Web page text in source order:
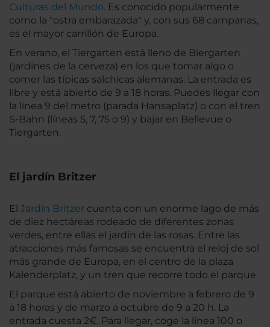
Culturas del Mundo. Es conocido popularmente
como la "ostra embarazada" y, con sus 68 campanas,
es el mayor carrillón de Europa.
En verano, el Tiergarten está lleno de Biergarten
(jardines de la cerveza) en los que tomar algo o
comer las típicas salchicas alemanas. La entrada es
libre y está abierto de 9 a 18 horas. Puedes llegar con
la línea 9 del metro (parada Hansaplatz) o con el tren
S-Bahn (líneas 5, 7, 75 o 9) y bajar en Bellevue o
Tiergarten.
El jardín Britzer
El Jardín Britzer cuenta con un enorme lago de más
de diez hectáreas rodeado de diferentes zonas
verdes, entre ellas el jardín de las rosas. Entre las
atracciones más famosas se encuentra el reloj de sol
más grande de Europa, en el centro de la plaza
Kalenderplatz, y un tren que recorre todo el parque.
El parque está abierto de noviembre a febrero de 9
a 18 horas y de marzo a octubre de 9 a 20 h. La
entrada cuesta 2€. Para llegar, coge la línea 100 o